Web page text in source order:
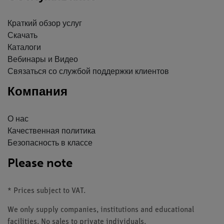
Краткий обзор услуг
Скачать
Каталоги
Вебинары и Видео
Связаться со службой поддержки клиентов
Компания
О нас
Качественная политика
Безопасность в классе
Please note
* Prices subject to VAT.
We only supply companies, institutions and educational
facilities. No sales to private individuals.